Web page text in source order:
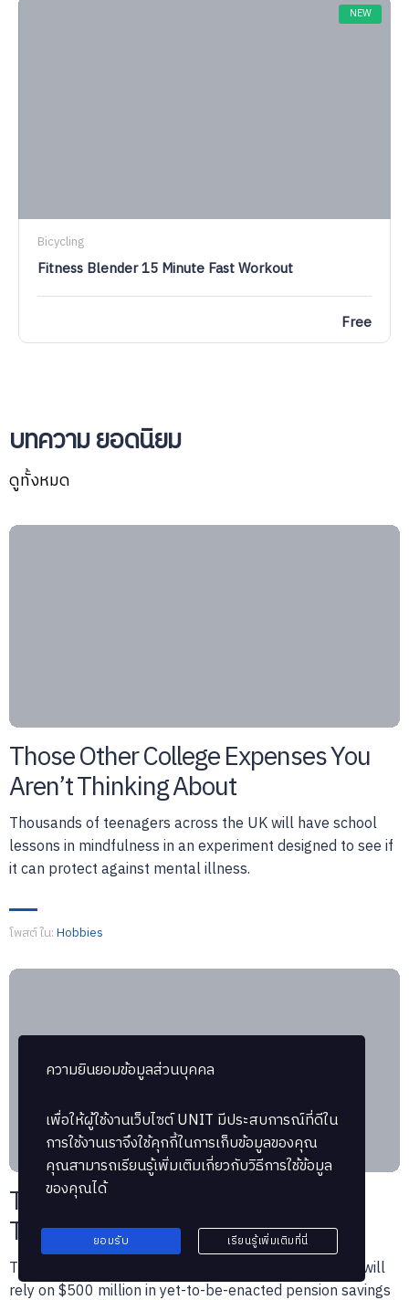
NEW
Bicycling
Fitness Blender 15 Minute Fast Workout
Free
บทความ ยอดนิยม
ดูทั้งหมด
Those Other College Expenses You
Aren’t Thinking About
Thousands of teenagers across the UK will have school
lessons in mindfulness in an experiment designed to see if
it can protect against mental illness.
โพสต์ใน:Hobbies
The Surprising Reason College
Tuition Is Crazy Expensive
The upcoming budget for the Chicago Public Schools will
rely on $500 million in yet-to-be-enacted pension savings
ความยินยอมข้อมูลส่วนบุคคล
เพื่อให้ผู้ใช้งานเว็บไซต์UNIT มีประสบการณ์ที่ดีใน
การใช้งานเราจึงใช้คุกกี้ในการเก็บข้อมูลของคุณ
คุณสามารถเรียนรู้เพิ่มเติมเกี่ยวกับวิธีการใช้ข้อมูล
ของคุณได้
ยอมรับ เรียนรู้เพิ่มเติมที่นี่